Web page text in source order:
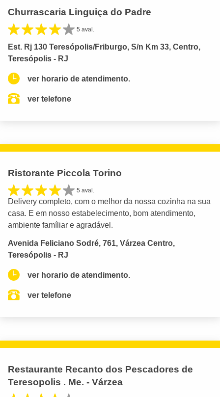
Churrascaria Linguiça do Padre
5 aval.
Est. Rj 130 Teresópolis/Friburgo, S/n Km 33, Centro,
Teresópolis - RJ
ver horario de atendimento.
ver telefone
Ristorante Piccola Torino
5 aval.
Delivery completo, com o melhor da nossa cozinha na sua
casa. E em nosso estabelecimento, bom atendimento,
ambiente famíliar e agradável.
Avenida Feliciano Sodré, 761, Várzea Centro,
Teresópolis - RJ
ver horario de atendimento.
ver telefone
Restaurante Recanto dos Pescadores de
Teresopolis . Me. - Várzea